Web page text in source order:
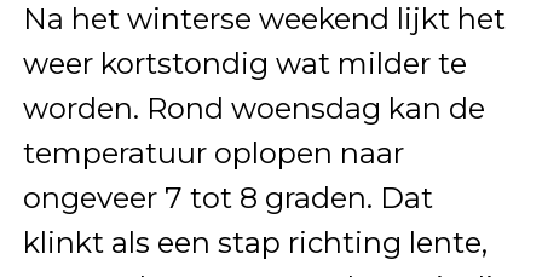
Na het winterse weekend lijkt het
weer kortstondig wat milder te
worden. Rond woensdag kan de
temperatuur oplopen naar
ongeveer 7 tot 8 graden. Dat
klinkt als een stap richting lente,